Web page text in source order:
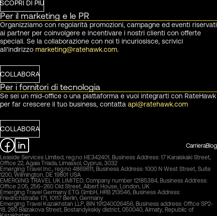
SCOPRI DI PIÙ
Per il marketing e le PR
Organizziamo con regolarità promozioni, campagne ed eventi riservati
ai partner per coinvolgere e incentivare i nostri clienti con offerte
speciali. Se la collaborazione con noi ti incuriosisce, scrivici
all'indirizzo marketing@ratehawk.com.
COLLABORA
Per i fornitori di tecnologia
Se sei un mid-office o una piattaforma e vuoi integrarti con RateHawk
per far crescere il tuo business, contatta api@ratehawk.com
COLLABORA
CarrieraBlog
Leaside Services Limited, reg.no HE342401, Business Address: 17 Karaiskaki Street,
Office 22, Agaia Triada, Limassol, Cyprus, 3032
Emerging Travel Inc., reg.no 4869611, Business Address: 1000 N West Street, Suite
1200, Wilmington, DE 19801 USA
EMERGING TRAVEL UK LIMITED, Company number 12185384, Business Address:
Office 2.05, 256–260 Old Street, Albert House, London, UK
Emerging Travel Germany ETG GmbH, HRB 213546, Business Address:
Friedrichstraße 171, 10117 Berlin, Germany
Emerging Travel Kazakhstan LLP, BIN 191240026456, Business address: Office SP2-
18, 280 Baizakova Street, Bostandykskiy district, 050040, Almaty, Republic of